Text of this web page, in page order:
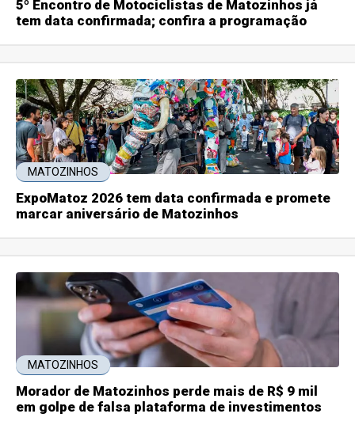
5º Encontro de Motociclistas de Matozinhos já
tem data confirmada; confira a programação
MATOZINHOS
ExpoMatoz 2026 tem data confirmada e promete
marcar aniversário de Matozinhos
MATOZINHOS
Morador de Matozinhos perde mais de R$ 9 mil
em golpe de falsa plataforma de investimentos